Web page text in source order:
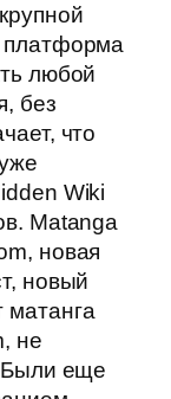
платформа
любой
без
что
Wiki
Matanga
новая
новый
матанга
не
Были еще